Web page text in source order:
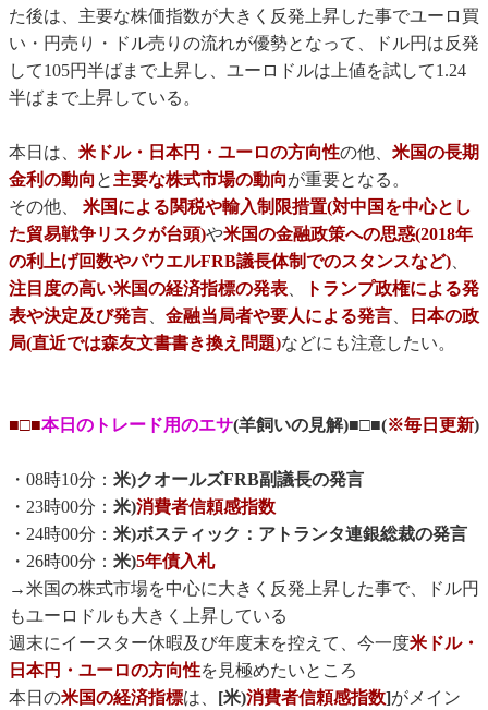
た後は、主要な株価指数が大きく反発上昇した事でユーロ買
い・円売り・ドル売りの流れが優勢となって、ドル円は反発
して105円半ばまで上昇し、ユーロドルは上値を試して1.24
半ばまで上昇している。
本日は、 米ドル・日本円・ユーロの方向性の他、 米国の長期
金利の動向 と主要な株式市場の動向が重要となる。
その他、 米国による関税や輸入制限措置(対中国を中心とし
た貿易戦争リスクが台頭)や米国の金融政策への思惑(2018年
の利上げ回数やパウエルFRB議長体制でのスタンスなど)、
注目度の高い米国の経済指標の発表、
トランプ政権による発
表や決定及び発言、 金融当局者や要人による発言、
日本の政
局(直近では森友文書書き換え問題)などにも注意したい。
■□■本日のトレード用のエサ(羊飼いの見解)■□■(※毎日更新)
・08時10分： 米)クオールズFRB副議長の発言
・23時00分： 米)消費者信頼感指数
・24時00分： 米)ボスティック：アトランタ連銀総裁の発言
・26時00分： 米)5年債入札
→米国の株式市場を中心に大きく反発上昇した事で、ドル円
もユーロドルも大きく上昇している
週末にイースター休暇及び年度末を控えて、今一度米ドル・
日本円・ユーロの方向性を見極めたいところ
本日の米国の経済指標は、 [米)消費者信頼感指数]がメイン